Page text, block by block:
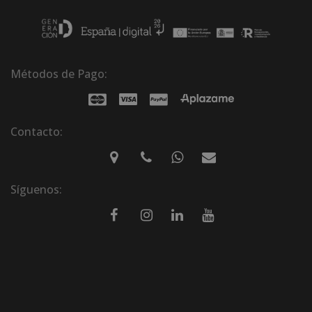
Métodos de Pago:
Contacto:
Síguenos: